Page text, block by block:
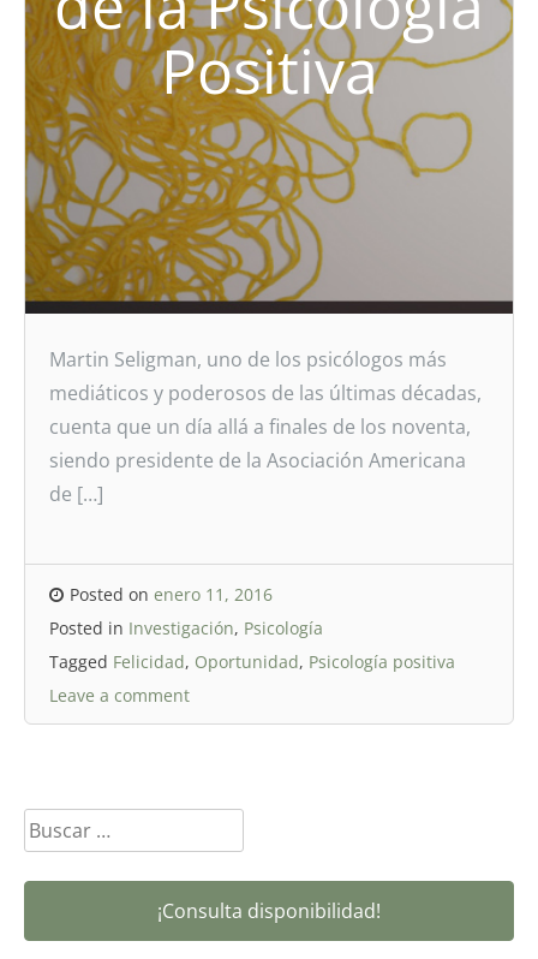
Positiva
Martin Seligman, uno de los psicólogos más
mediáticos y poderosos de las últimas décadas,
cuenta que un día allá a finales de los noventa,
siendo presidente de la Asociación Americana
de […]
Posted on enero 11, 2016
Posted in Investigación, Psicología
Tagged Felicidad, Oportunidad, Psicología positiva
Leave a comment
Buscar:
¡Consulta disponibilidad!